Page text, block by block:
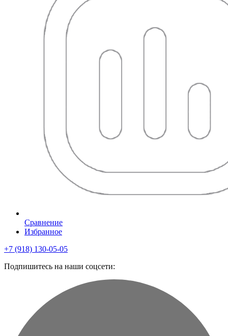
Сравнение
Избранное
+7 (918) 130-05-05
Подпишитесь на наши соцсети: